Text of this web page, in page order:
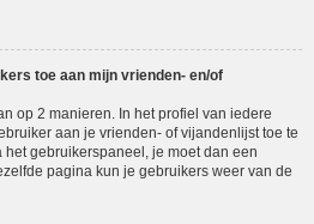
toe aan mijn vrienden- en/of
op 2 manieren. In het profiel van iedere
aan je vrienden- of vijandenlijst toe te
gebruikerspaneel, je moet dan een
pagina kun je gebruikers weer van de